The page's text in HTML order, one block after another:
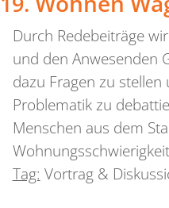
Durch Redebeiträge
und den Anwesenden
dazu Fragen zu
Problematik zu
Menschen aus dem
Tag: Vortrag &